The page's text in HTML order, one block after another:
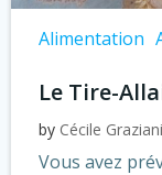
Alimentation
Le Tire-
by Cécile Graziani
Vous avez